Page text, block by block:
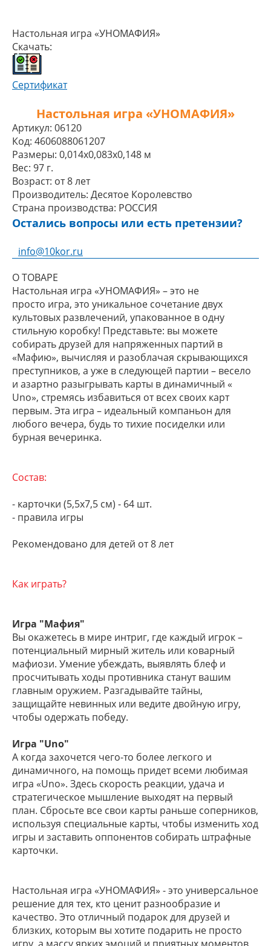
Настольная игра «УНОМАФИЯ»
Скачать:
Сертификат
Настольная игра «УНОМАФИЯ»
Артикул: 06120
Код: 4606088061207
Размеры: 0,014x0,083x0,148 м
Вес: 97 г.
Возраст: от 8 лет
Производитель: Десятое Королевство
Страна производства: РОССИЯ
Остались вопросы или есть претензии?
info@10kor.ru
О ТОВАРЕ
Настольная игра «УНОМАФИЯ» – это не
просто игра, это уникальное сочетание двух
культовых развлечений, упакованное в одну
стильную коробку! Представьте: вы можете
собирать друзей для напряженных партий в
«Мафию», вычисляя и разоблачая скрывающихся
преступников, а уже в следующей партии – весело
и азартно разыгрывать карты в динамичный «
Uno», стремясь избавиться от всех своих карт
первым. Эта игра – идеальный компаньон для
любого вечера, будь то тихие посиделки или
бурная вечеринка.
Состав:
- карточки (5,5х7,5 см) - 64 шт.
- правила игры
Рекомендовано для детей от 8 лет
Как играть?
Игра "Мафия"
Вы окажетесь в мире интриг, где каждый игрок –
потенциальный мирный житель или коварный
мафиози. Умение убеждать, выявлять блеф и
просчитывать ходы противника станут вашим
главным оружием. Разгадывайте тайны,
защищайте невинных или ведите двойную игру,
чтобы одержать победу.
Игра "Uno"
А когда захочется чего-то более легкого и
динамичного, на помощь придет всеми любимая
игра «Uno». Здесь скорость реакции, удача и
стратегическое мышление выходят на первый
план. Сбросьте все свои карты раньше соперников,
используя специальные карты, чтобы изменить ход
игры и заставить оппонентов собирать штрафные
карточки.
Настольная игра «УНОМАФИЯ» - это универсальное
решение для тех, кто ценит разнообразие и
качество. Это отличный подарок для друзей и
близких, которым вы хотите подарить не просто